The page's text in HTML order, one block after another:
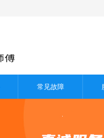
常见故障